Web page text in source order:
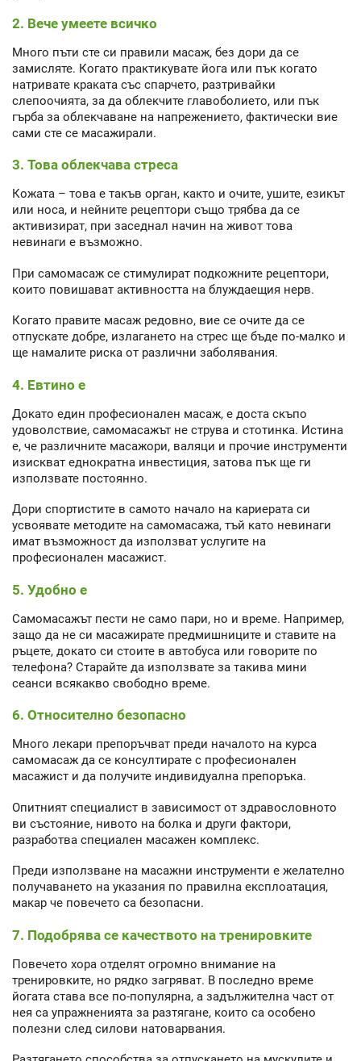
2. Вече умеете всичко
Много пъти сте си правили масаж, без дори да се
замисляте. Когато практикувате йога или пък когато
натривате краката със спарчето, разтривайки
слепоочията, за да облекчите главоболието, или пък
гърба за облекчаване на напрежението, фактически вие
сами сте се масажирали.
3. Това облекчава стреса
Кожата – това е такъв орган, както и очите, ушите, езикът
или носа, и нейните рецептори също трябва да се
активизират, при заседнал начин на живот това
невинаги е възможно.
При самомасаж се стимулират подкожните рецептори,
които повишават активността на блуждаещия нерв.
Когато правите масаж редовно, вие се очите да се
отпускате добре, излагането на стрес ще бъде по-малко и
ще намалите риска от различни заболявания.
4. Евтино е
Докато един професионален масаж, е доста скъпо
удоволствие, самомасажът не струва и стотинка. Истина
е, че различните масажори, валяци и прочие инструменти
изискват еднократна инвестиция, затова пък ще ги
използвате постоянно.
Дори спортистите в самото начало на кариерата си
усвоявате методите на самомасажа, тъй като невинаги
имат възможност да използват услугите на
професионален масажист.
5. Удобно е
Самомасажът пести не само пари, но и време. Например,
защо да не си масажирате предмишниците и ставите на
ръцете, докато си стоите в автобуса или говорите по
телефона? Старайте да използвате за такива мини
сеанси всякакво свободно време.
6. Относително безопасно
Много лекари препоръчват преди началото на курса
самомасаж да се консултирате с професионален
масажист и да получите индивидуална препоръка.
Опитният специалист в зависимост от здравословното
ви състояние, нивото на болка и други фактори,
разработва специален масажен комплекс.
Преди използване на масажни инструменти е желателно
получаването на указания по правилна експлоатация,
макар че повечето са безопасни.
7. Подобрява се качеството на тренировките
Повечето хора отделят огромно внимание на
тренировките, но рядко загряват. В последно време
йогата става все по-популярна, а задължителна част от
нея са упражненията за разтягане, които са особено
полезни след силови натоварвания.